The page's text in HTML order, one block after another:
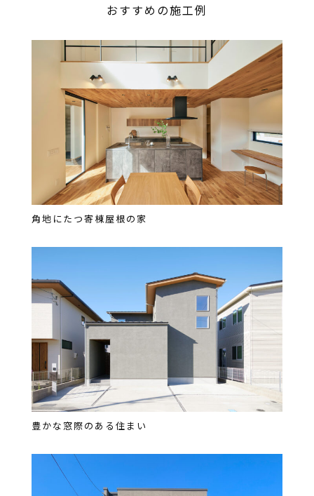
おすすめの施工例
角地にたつ寄棟屋根の家
豊かな窓際のある住まい